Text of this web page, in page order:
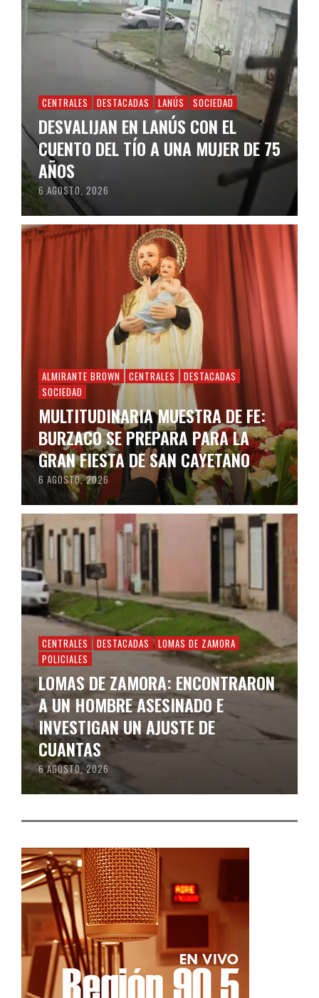
CENTRALES DESTACADAS LANÚS SOCIEDAD
DESVALIJAN EN LANÚS CON EL
CUENTO DEL TÍO A UNA MUJER DE 75
AÑOS
6 AGOSTO, 2026
ALMIRANTE BROWN CENTRALES
DESTACADAS
SOCIEDAD
MULTITUDINARIA MUESTRA DE FE:
BURZACO SE PREPARA PARA LA
GRAN FIESTA DE SAN CAYETANO
6 AGOSTO, 2026
CENTRALES DESTACADAS
LOMAS DE ZAMORA
POLICIALES
LOMAS DE ZAMORA: ENCONTRARON
A UN HOMBRE ASESINADO E
INVESTIGAN UN AJUSTE DE
CUANTAS
6 AGOSTO, 2026